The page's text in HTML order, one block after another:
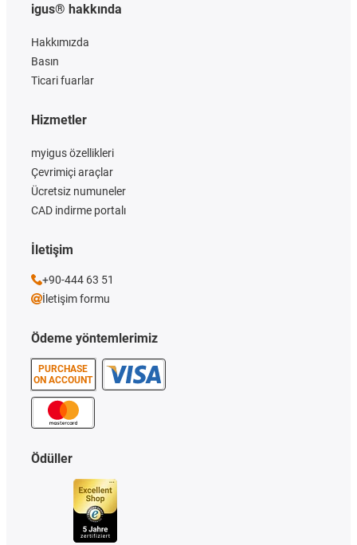
igus® hakkında
Hakkımızda
Basın
Ticari fuarlar
Ödeme yöntemlerimiz
PURCHASE
ON ACCOUNT
Hizmetler
myigus özellikleri
Çevrimiçi araçlar
Ücretsiz numuneler
CAD indirme portalı
Ödüller
İletişim
+90-444 63 51
İletişim formu